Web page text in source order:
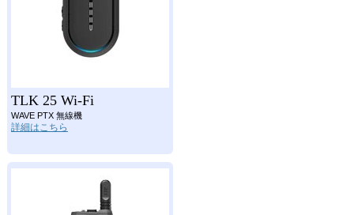
TLK 25 Wi-Fi
WAVE PTX 無線機
詳細はこちら